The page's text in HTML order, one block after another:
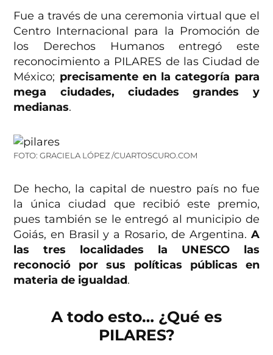
Fue a través de una ceremonia virtual que el
Centro Internacional para la Promoción de
los Derechos Humanos entregó este
reconocimiento a PILARES de las Ciudad de
México; precisamente en la categoría para
mega ciudades, ciudades grandes y
medianas.
FOTO: GRACIELA LÓPEZ /CUARTOSCURO.COM
De hecho, la capital de nuestro país no fue
la única ciudad que recibió este premio,
pues también se le entregó al municipio de
Goiás, en Brasil y a Rosario, de Argentina. A
las tres localidades la UNESCO las
reconoció por sus políticas públicas en
materia de igualdad.
A todo esto… ¿Qué es
PILARES?